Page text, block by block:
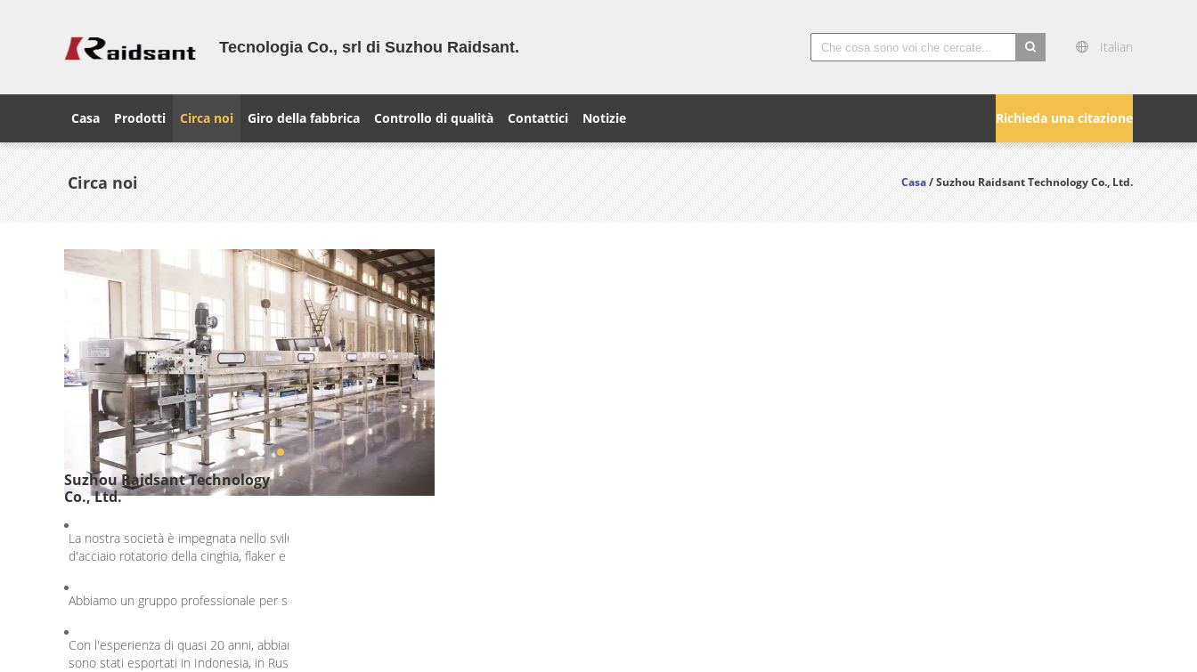
Tecnologia Co., srl di Suzhou Raidsant. Italian
Richieda una citazione
Casa Prodotti Circa noi Giro della fabbrica Controllo di qualità Contattici Notizie
Circa noi Casa/ Suzhou Raidsant Technology Co., Ltd.
Suzhou Raidsant Technology
Co., Ltd.
La nostra società è impegnata nello sviluppare e nella fabbricazione del macchinario innovatore: appalottolatore
d'acciaio rotatorio della cinghia, flaker e filtro automatico.
Abbiamo un gruppo professionale per servizio d'oltremare di dopo-vendita e di incarico.
Con l'esperienza di quasi 20 anni, abbiamo un buon mercato di 20 province in Cina ed alcuni dei nostri prodotti
sono stati esportati in Indonesia, in Russia, ecc.